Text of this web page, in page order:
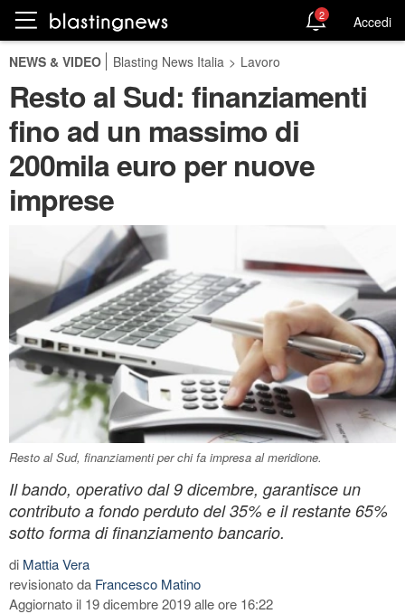
2 Accedi
NEWS & VIDEO Blasting News Italia > Lavoro
Resto al Sud: finanziamenti
fino ad un massimo di
200mila euro per nuove
imprese
Resto al Sud, finanziamenti per chi fa impresa al meridione.
Il bando, operativo dal 9 dicembre, garantisce un
contributo a fondo perduto del 35% e il restante 65%
sotto forma di finanziamento bancario.
di Mattia Vera
revisionato da Francesco Matino
Aggiornato il 19 dicembre 2019 alle ore 16:22